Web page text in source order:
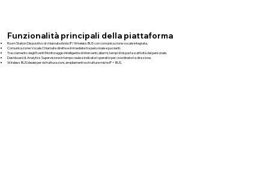
Funzionalità principali della piattaforma
Room Station Dispositivo di chiamata ibrido IP/Wireless BUS con comunicazione vocale integrata.
Comunicazione Vocale Chiamate dirette e immediate tra personale e pazienti.
Tracciamento degli Eventi Monitoraggio intelligente di interventi, allarmi, tempi di risposta e attività del personale.
Dashboard & Analytics Supervisione in tempo reale e indicatori operativi per coordinatori e direzione.
Wireless BUS Ideale per ristrutturazioni, ampliamenti e strutture miste IP + BUS.